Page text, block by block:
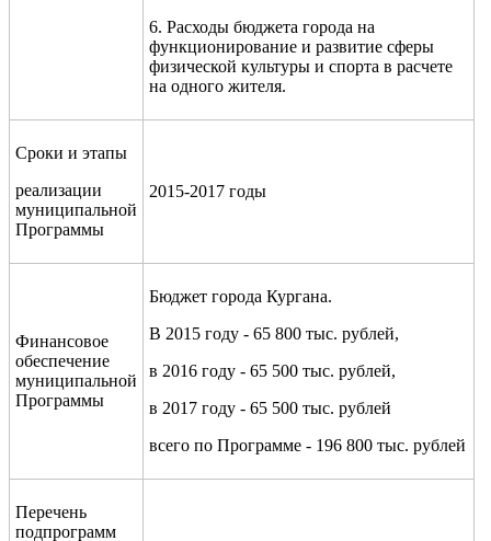
6. Расходы бюджета города на
функционирование и развитие сферы
физической культуры и спорта в расчете
на одного жителя.
Сроки и этапы
реализации
муниципальной
Программы
2015-2017 годы
Финансовое
обеспечение
муниципальной
Программы
Бюджет города Кургана.
В 2015 году - 65 800 тыс. рублей,
в 2016 году - 65 500 тыс. рублей,
в 2017 году - 65 500 тыс. рублей
всего по Программе - 196 800 тыс. рублей
Перечень
подпрограмм